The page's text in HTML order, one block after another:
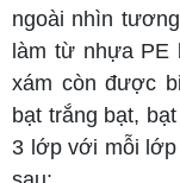
ngoài nhìn
làm từ nhựa PE
xám còn được
bạt trắng bạt,
3 lớp với mỗi